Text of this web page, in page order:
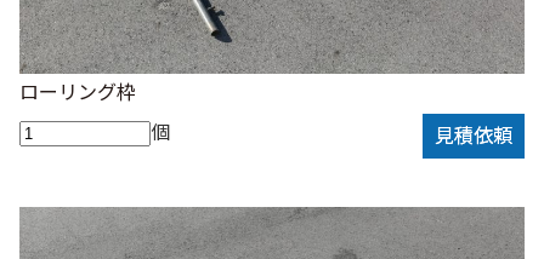
ローリング枠
個
見積依頼